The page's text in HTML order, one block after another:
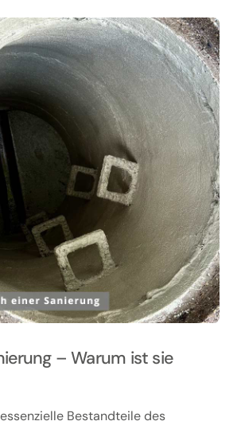
– Warum ist sie
Bestandteile des